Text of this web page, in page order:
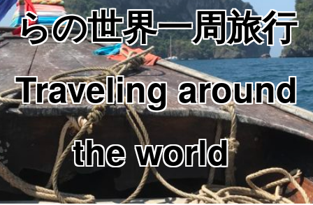
らの世界一周旅行
Traveling around
the world